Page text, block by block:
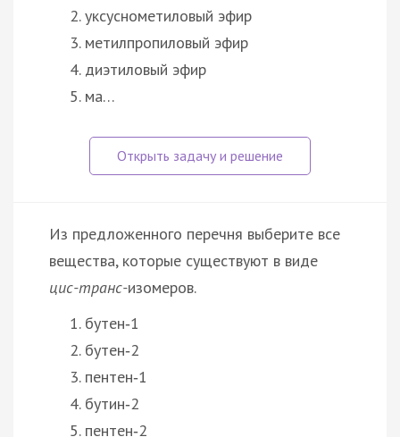
уксуснометиловый эфир
метилпропиловый эфир
диэтиловый эфир
ма…
Из предложенного перечня выберите все
вещества, которые существуют в виде
цис-транс-изомеров.
бутен‑1
бутен‑2
пентен‑1
бутин‑2
пентен‑2